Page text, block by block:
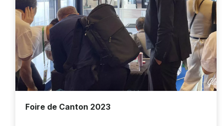
Foire de Canton 2023